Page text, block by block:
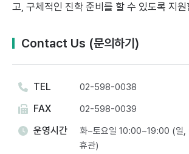
고, 구체적인 진학 준비를 할 수 있도록 지원
Contact Us (문의하기)
TEL 02-598-0038
FAX 02-598-0039
운영시간
화~토요일 10:00~19:00 (일,
휴관)